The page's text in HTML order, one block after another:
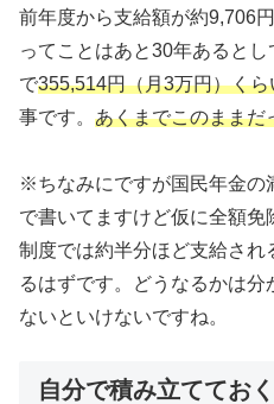
前年度から支給額が約9,706
ってことはあと30年あると
で355,514円（月3万円）く
事です。 あくまでこのままだ
※ちなみにですが国民年金の
で書いてますけど仮に全額
制度では約半分ほど支給さ
るはずです。どうなるかは
ないといけないですね。
自分で積み立ててお